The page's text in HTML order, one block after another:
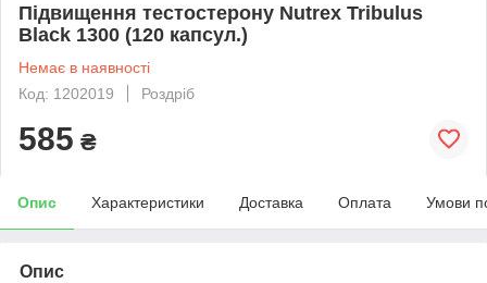
Підвищення тестостерону Nutrex Tribulus
Black 1300 (120 капсул.)
Немає в наявності
Код: 1202019
Роздріб
585 ₴
Опис Характеристики Доставка Оплата Умови
Опис